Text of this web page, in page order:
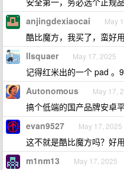
anjingdexiaocai May
酷比魔方，我买了，蛮好用
llsquaer May 17, 2025
记得红米出的一个 pad 。
Autonomous May 17,
搞个低端的国产品牌安卓
evan9527 May 17, 2025
这不就是酷比魔方吗？好用
m1nm13 May 17, 2025